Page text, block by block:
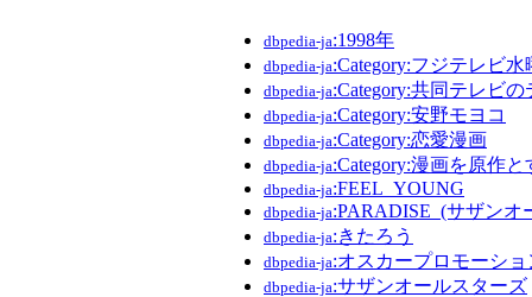
dbpedia-ja:1998年
dbpedia-ja:Category:フジテレビ
dbpedia-ja:Category:共同テレビ
dbpedia-ja:Category:安野モヨコ
dbpedia-ja:Category:恋愛漫画
dbpedia-ja:Category:漫画を原作
dbpedia-ja:FEEL_YOUNG
dbpedia-ja:PARADISE_(サザンオ
dbpedia-ja:きたろう
dbpedia-ja:オスカープロモーショ
dbpedia-ja:サザンオールスターズ